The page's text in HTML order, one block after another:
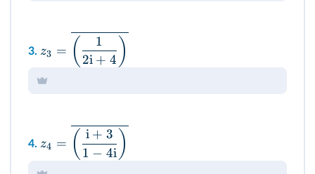
3. z3 = ( 2i + 4
1 )
4. z4 = ( 1 − 4i
i + 3 )